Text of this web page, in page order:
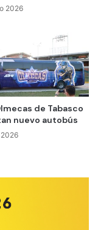
2026
de Tabasco
nuevo autobús